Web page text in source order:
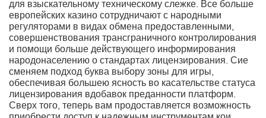
для взыскательному техническому слежке. Все больше
европейских казино сотрудничают с народными
регуляторами в видах обмена предоставленными,
совершенствования трансграничного контролирования
и помощи больше действующего информирования
народонаселению о стандартах лицензирования. Сие
сменяем подход буква выбору зоны для игры,
обеспечивая большею ясность во касательстве статуса
лицензирования вдобавок преданности платформ.
Сверх того, теперь вам продоставляется возможность